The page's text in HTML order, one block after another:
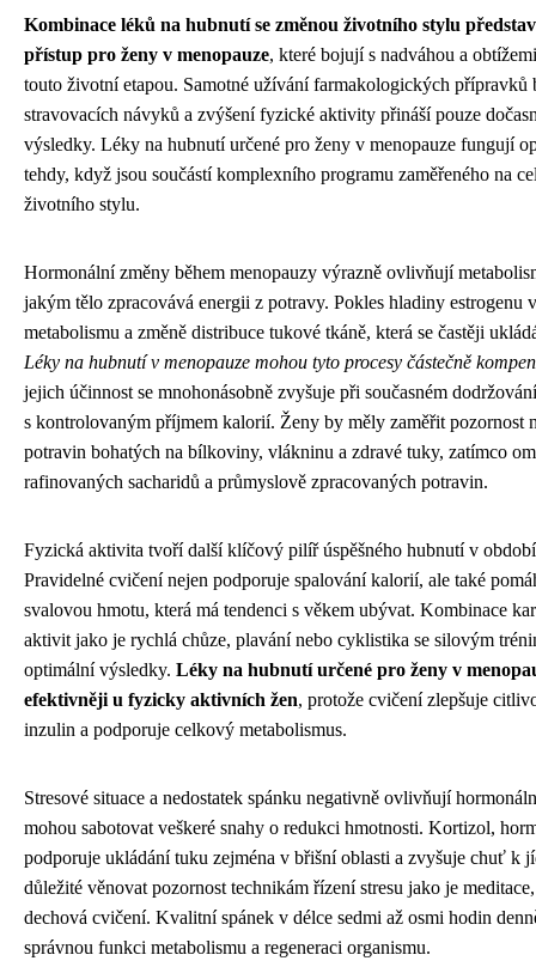
Kombinace léků na hubnutí se změnou životního stylu
přístup pro ženy v menopauze, které bojují s nadváhou a
touto životní etapou. Samotné užívání farmakologických přípravků
stravovacích návyků a zvýšení fyzické aktivity přináší pouze
výsledky. Léky na hubnutí určené pro ženy v menopauze fungují
tehdy, když jsou součástí komplexního programu zaměřeného na
životního stylu.
Hormonální změny během menopauzy výrazně ovlivňují
jakým tělo zpracovává energii z potravy. Pokles hladiny estrogenu
metabolismu a změně distribuce tukové tkáně, která se častěji
Léky na hubnutí v menopauze mohou tyto procesy částečně
jejich účinnost se mnohonásobně zvyšuje při současném
s kontrolovaným příjmem kalorií. Ženy by měly zaměřit pozornost
potravin bohatých na bílkoviny, vlákninu a zdravé tuky, zatímco
rafinovaných sacharidů a průmyslově zpracovaných potravin.
Fyzická aktivita tvoří další klíčový pilíř úspěšného hubnutí v
Pravidelné cvičení nejen podporuje spalování kalorií, ale také
svalovou hmotu, která má tendenci s věkem ubývat. Kombinace
aktivit jako je rychlá chůze, plavání nebo cyklistika se silovým
optimální výsledky. Léky na hubnutí určené pro ženy v
efektivněji u fyzicky aktivních žen, protože cvičení zlepšuje
inzulin a podporuje celkový metabolismus.
Stresové situace a nedostatek spánku negativně ovlivňují
mohou sabotovat veškeré snahy o redukci hmotnosti. Kortizol,
podporuje ukládání tuku zejména v břišní oblasti a zvyšuje chuť k
důležité věnovat pozornost technikám řízení stresu jako je
dechová cvičení. Kvalitní spánek v délce sedmi až osmi hodin
správnou funkci metabolismu a regeneraci organismu.